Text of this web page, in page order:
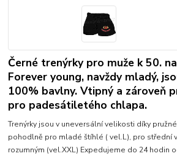
Černé trenýrky pro muže k 50.
Forever young, navždy mladý,
100% bavlny. Vtipný a zároveň
pro padesátiletého chlapa.
Trenýrky jsou v uneversální velikosti díky
pohodlně pro mladé štíhlé ( vel.L), pro střední
rozumným (vel.XXL) Expedujeme do 24 hodin